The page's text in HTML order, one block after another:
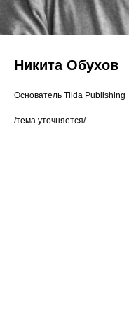
Никита Обухов
Основатель Tilda Publishing
/тема уточняется/